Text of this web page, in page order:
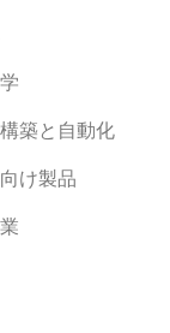
築と自動化
け製品